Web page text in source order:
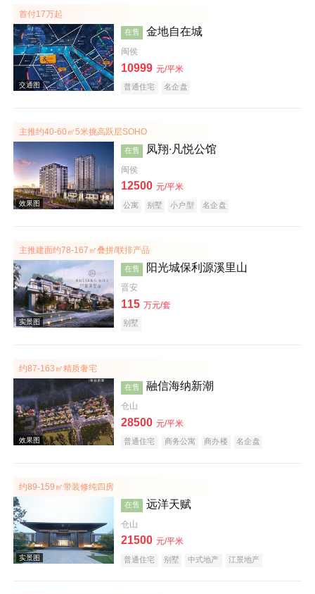
效果图
交通图
首付17万起
交通图
在售 金地自在城
闽侯
10999 元/平米
普通住宅 名企盘
主推约40-60㎡5米挑高跃层SOHO
在售 凤翔∙凡悦公馆
闽侯
12500 元/平米
公寓 别墅 小户型 名企盘
主推建面约78-167㎡叠拼/联排产品
在售 阳光城保利源溪里山
晋安
115 万元/套
别墅
约87-163㎡精质奢宅
在售 融信海纳新潮
仓山
28500 元/平米
普通住宅 商务公寓 商办楼 名企盘
约89-159㎡带装修纯四房
在售 远洋天赋
仓山
21500 元/平米
普通住宅 别墅 中式地产
江景地产